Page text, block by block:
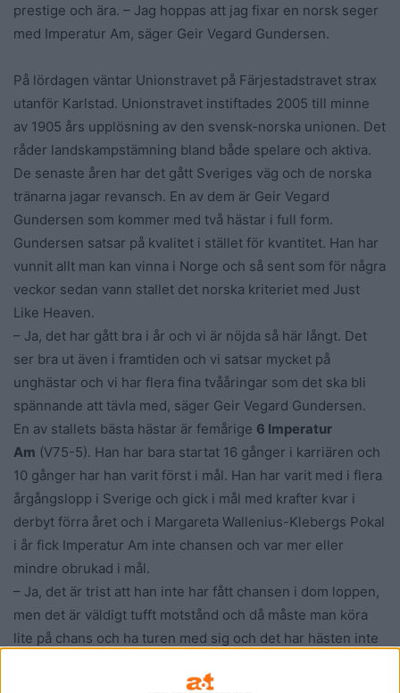
prestige och ära. – Jag hoppas att jag fixar en norsk seger
med Imperatur Am, säger Geir Vegard Gundersen.
På lördagen väntar Unionstravet på Färjestadstravet strax
utanför Karlstad. Unionstravet instiftades 2005 till minne
av 1905 års upplösning av den svensk-norska unionen. Det
råder landskampstämning bland både spelare och aktiva.
De senaste åren har det gått Sveriges väg och de norska
tränarna jagar revansch. En av dem är Geir Vegard
Gundersen som kommer med två hästar i full form.
Gundersen satsar på kvalitet i stället för kvantitet. Han har
vunnit allt man kan vinna i Norge och så sent som för några
veckor sedan vann stallet det norska kriteriet med Just
Like Heaven.
– Ja, det har gått bra i år och vi är nöjda så här långt. Det
ser bra ut även i framtiden och vi satsar mycket på
unghästar och vi har flera fina tvååringar som det ska bli
spännande att tävla med, säger Geir Vegard Gundersen.
En av stallets bästa hästar är femårige 6 Imperatur
Am (V75-5). Han har bara startat 16 gånger i karriären och
10 gånger har han varit först i mål. Han har varit med i flera
årgångslopp i Sverige och gick i mål med krafter kvar i
derbyt förra året och i Margareta Wallenius-Klebergs Pokal
i år fick Imperatur Am inte chansen och var mer eller
mindre obrukad i mål.
– Ja, det är trist att han inte har fått chansen i dom loppen,
men det är väldigt tufft motstånd och då måste man köra
lite på chans och ha turen med sig och det har hästen inte
utanför de tre främsta och hästen har aldrig gjort ett dåligt